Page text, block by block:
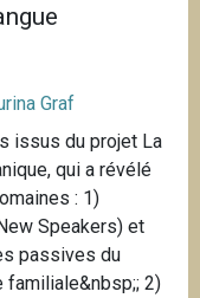
Graf
issus du projet La
qui a révélé
: 1)
Speakers) et
passives du
familiale&nbsp;; 2)